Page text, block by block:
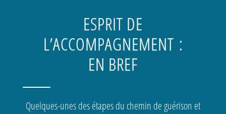
ESPRIT DE
L’ACCOMPAGNEMENT :
EN BREF
Quelques-unes des étapes du chemin de guérison et